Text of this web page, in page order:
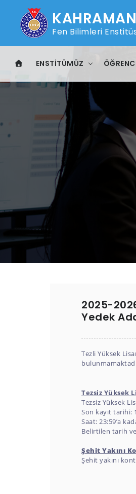
Fen Bilimleri
ENSTITÜMÜZ
2025-
Yedek
Tezli Yüksek
Tezsiz Yüksek
Tezsiz Yüksek
Son kayıt tarihi:
Saat: 23:59’a
Belirtilen tarih
Şehit Yakını
Şehit yakını